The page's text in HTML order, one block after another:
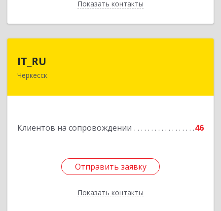
Показать контакты
Назад
IT_RU
Черкесск
Клиентов на сопровождении 46
Отправить заявку
Показать контакты
Отправить заявку
Назад